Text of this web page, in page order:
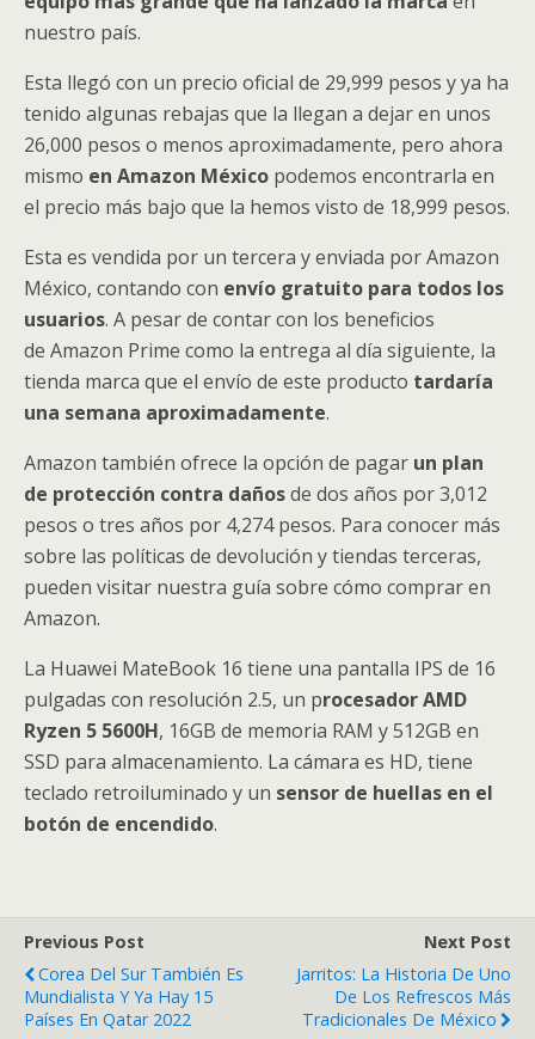
nuestro país.
Esta llegó con un precio oficial de 29,999 pesos y ya ha
tenido algunas rebajas que la llegan a dejar en unos
26,000 pesos o menos aproximadamente, pero ahora
mismo en Amazon México podemos encontrarla en
el precio más bajo que la hemos visto de 18,999 pesos.
Esta es vendida por un tercera y enviada por Amazon
México, contando con envío gratuito para todos los
usuarios. A pesar de contar con los beneficios
de Amazon Prime como la entrega al día siguiente, la
tienda marca que el envío de este producto tardaría
una semana aproximadamente.
Amazon también ofrece la opción de pagar un plan
de protección contra dañosde dos años por 3,012
pesos o tres años por 4,274 pesos. Para conocer más
sobre las políticas de devolución y tiendas terceras,
pueden visitar nuestra guía sobre cómo comprar en
Amazon.
La Huawei MateBook 16 tiene una pantalla IPS de 16
pulgadas con resolución 2.5, un procesador AMD
Ryzen 5 5600H, 16GB de memoria RAM y 512GB en
SSD para almacenamiento. La cámara es HD, tiene
teclado retroiluminado y un sensor de huellas en el
botón de encendido.
Previous Post
Corea Del Sur También Es
Mundialista Y Ya Hay 15
Países En Qatar 2022
Next Post
Jarritos: La Historia De Uno
De Los Refrescos Más
Tradicionales De México